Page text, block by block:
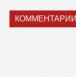
КОММЕНТАРИИ